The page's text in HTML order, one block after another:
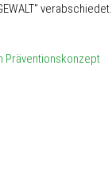
verabschiedet.
Präventionskonzept